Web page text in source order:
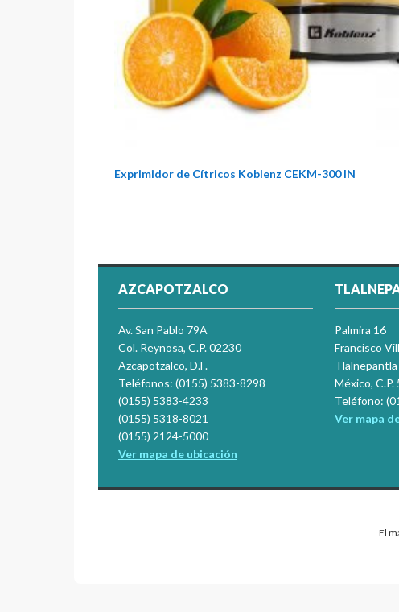
Exprimidor de Cítricos Koblenz CEKM-300 IN
AZCAPOTZALCO
Av. San Pablo 79A
Col. Reynosa, C.P. 02230
Azcapotzalco, D.F.
Teléfonos: (0155) 5383-8298
(0155) 5383-4233
(0155) 5318-8021
(0155) 2124-5000
Ver mapa de ubicación
Palmira 16
Francisco
Tlalnepantla
México, C.P.
Teléfono:
Ver mapa
El